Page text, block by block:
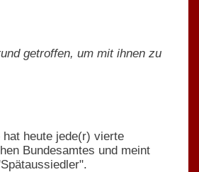
getroffen, um mit ihnen zu
heute jede(r) vierte
Bundesamtes und meint